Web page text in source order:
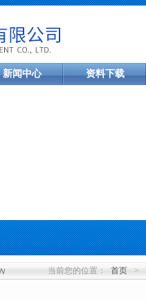
新闻中心 资料下载
当前您的位置： 首页 >